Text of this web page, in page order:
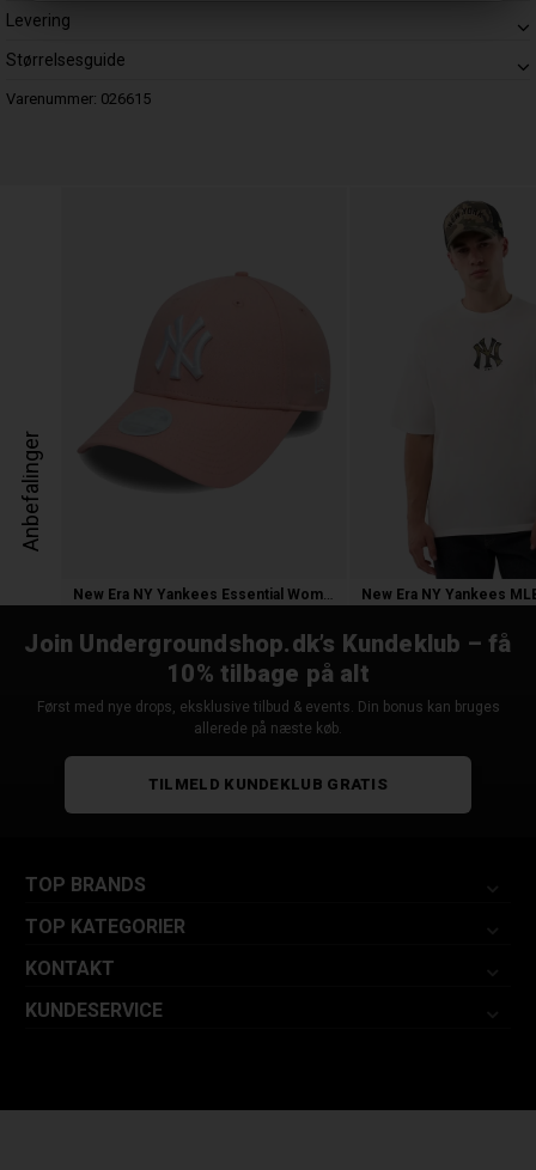
Levering
Størrelsesguide
Varenummer: 026615
Anbefalinger
Join Undergroundshop.dk’s Kundeklub – få
10% tilbage på alt
Først med nye drops, eksklusive tilbud & events. Din bonus kan bruges
allerede på næste køb.
TILMELD KUNDEKLUB GRATIS
TOP BRANDS
TOP KATEGORIER
KONTAKT
KUNDESERVICE